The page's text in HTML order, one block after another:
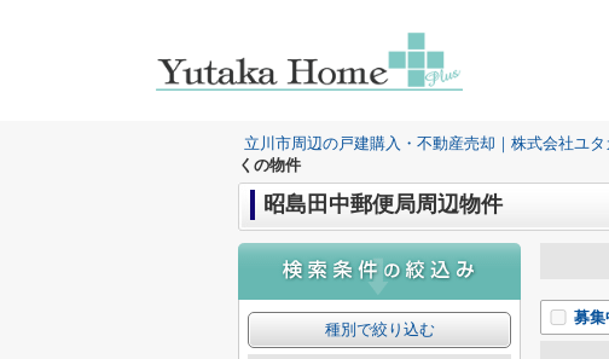
立川市周辺の戸建購入・不動産売却｜株式会社ユ
くの物件
昭島田中郵便局周辺物件
募集
種別で絞り込む